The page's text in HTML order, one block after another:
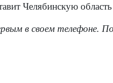
Челябинскую
в своем телефоне.